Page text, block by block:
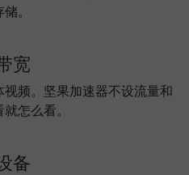
。
宽
频。坚果加速器不设流量和
怎么看。
备